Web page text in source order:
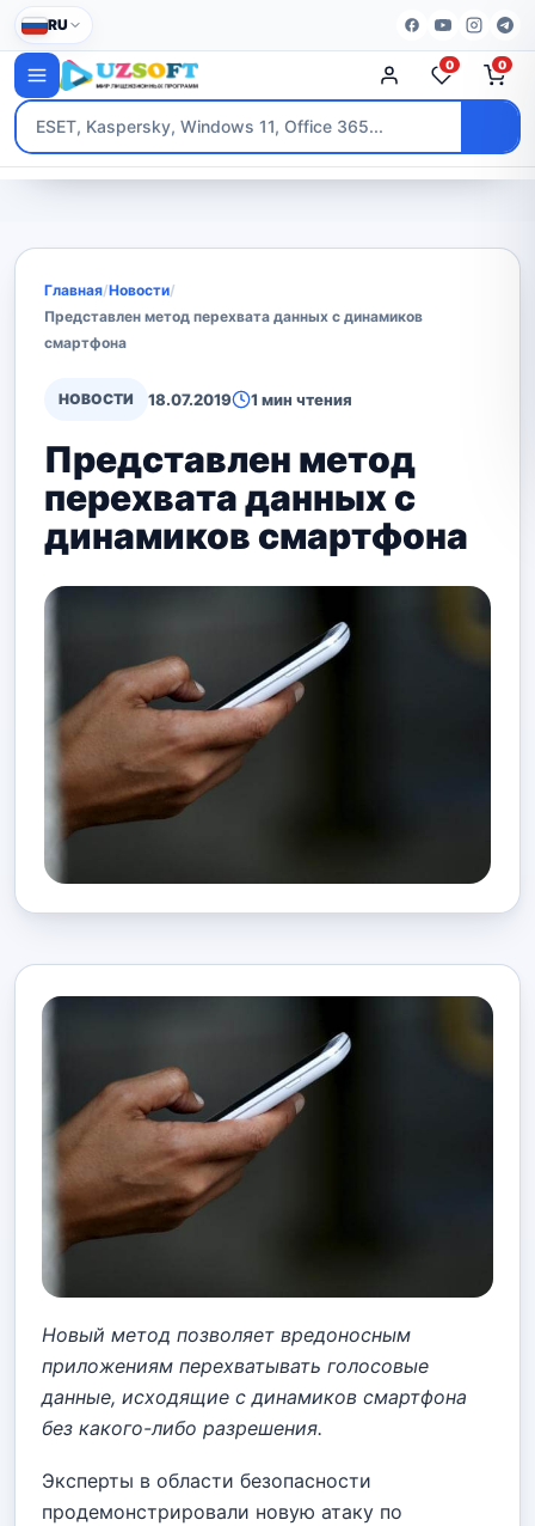
RU
0 0
Главная/Новости/
Представлен метод перехвата данных с динамиков
смартфона
НОВОСТИ 18.07.2019 1 мин чтения
Представлен метод
перехвата данных с
динамиков смартфона
Новый метод позволяет вредоносным
приложениям перехватывать голосовые
данные, исходящие с динамиков смартфона
без какого-либо разрешения.
Эксперты в области безопасности
продемонстрировали новую атаку по